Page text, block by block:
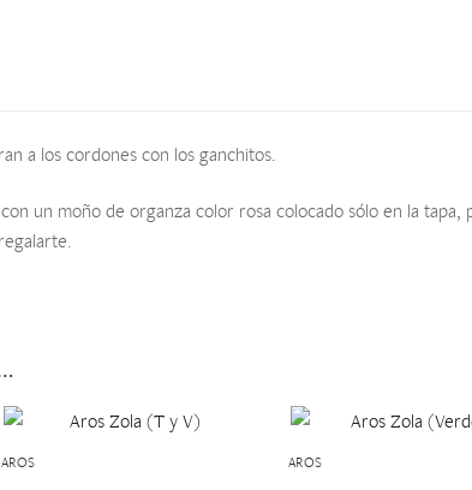
a los cordones con los ganchitos.
un moño de organza color rosa colocado sólo en la
AROS AROS